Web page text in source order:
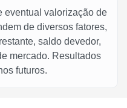
eventual valorização de
de diversos fatores,
saldo devedor,
mercado. Resultados
futuros.